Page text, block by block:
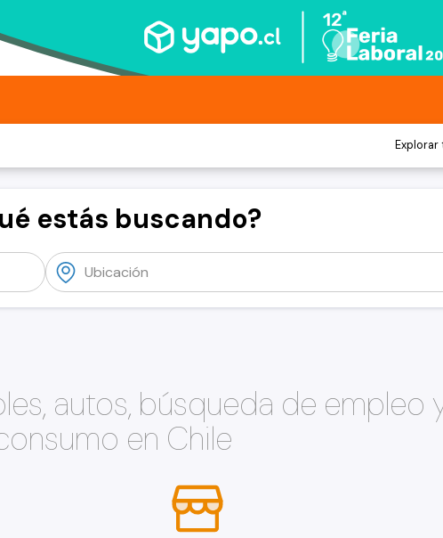
Explorar
estás buscando?
autos, búsqueda de empleo
en Chile